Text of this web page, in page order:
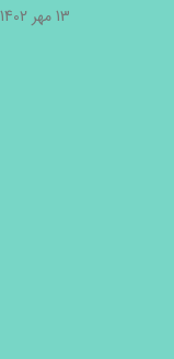
13 مهر 1402